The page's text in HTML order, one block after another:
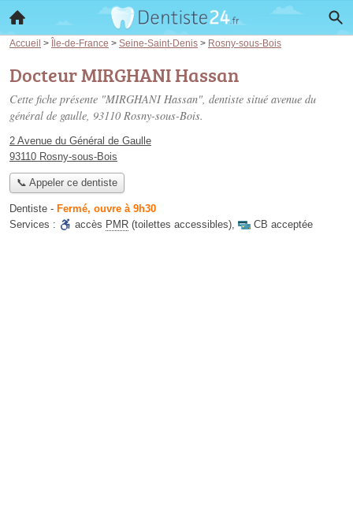
Accueil > Île-de-France > Seine-Saint-Denis > Rosny-sous-Bois
Docteur MIRGHANI Hassan
Cette fiche présente "MIRGHANI Hassan", dentiste situé avenue du
général de gaulle, 93110 Rosny-sous-Bois.
2 Avenue du Général de Gaulle
93110 Rosny-sous-Bois
📞 Appeler ce dentiste
Dentiste - Fermé, ouvre à 9h30
Services :
accès PMR (toilettes accessibles), CB acceptée